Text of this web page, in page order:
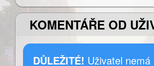
KOMENTÁŘE OD
DŮLEŽITÉ! Uživatel nemá